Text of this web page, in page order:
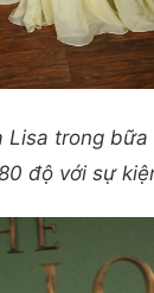
Lisa trong
độ với sự